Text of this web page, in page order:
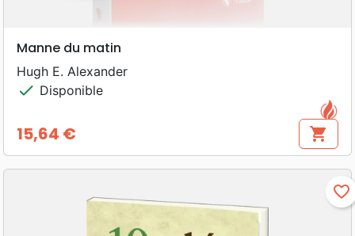
Manne du matin
Hugh E. Alexander
check Disponible
Prix
15,64 € shopping_cart
favorite_border